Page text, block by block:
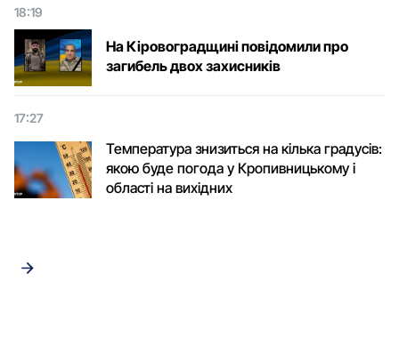
18:19
На Кіровоградщині повідомили про
загибель двох захисників
17:27
Температура знизиться на кілька градусів:
якою буде погода у Кропивницькому і
області на вихідних